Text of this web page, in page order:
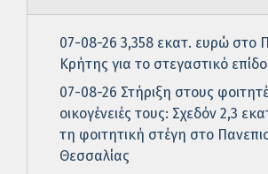
07-08-26 3,358 εκατ. ευρώ στο
Κρήτης για το στεγαστικό
07-08-26 Στήριξη στους
οικογένειές τους: Σχεδόν 2,3
τη φοιτητική στέγη στο
Θεσσαλίας